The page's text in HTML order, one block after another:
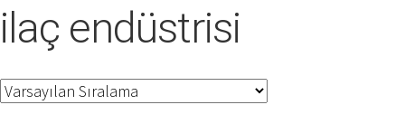
ilaç endüstrisi